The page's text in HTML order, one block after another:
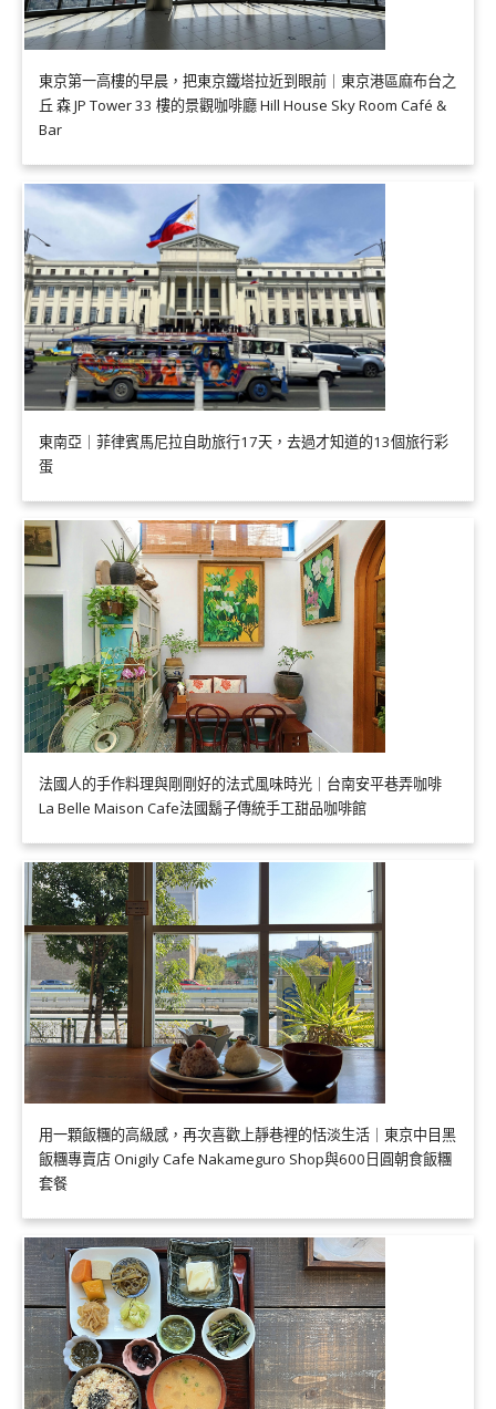
東京第一高樓的早晨，把東京鐵塔拉近到眼前｜東京港區麻布台之
丘 森 JP Tower 33 樓的景觀咖啡廳 Hill House Sky Room Café &
Bar
東南亞｜菲律賓馬尼拉自助旅行17天，去過才知道的13個旅行彩
蛋
法國人的手作料理與剛剛好的法式風味時光｜台南安平巷弄咖啡
La Belle Maison Cafe法國鬍子傳統手工甜品咖啡館
用一顆飯糰的高級感，再次喜歡上靜巷裡的恬淡生活｜東京中目黑
飯糰專賣店 Onigily Cafe Nakameguro Shop與600日圓朝食飯糰
套餐